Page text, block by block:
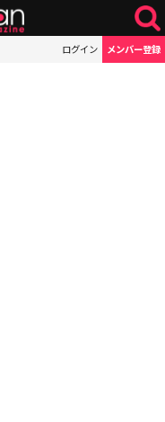
ログイン メンバー登録